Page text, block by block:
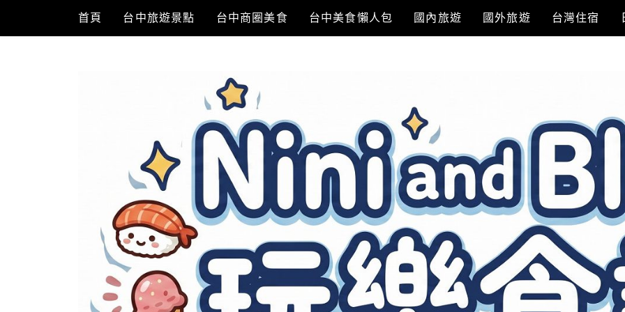
content
首頁 台中旅遊景點 台中商圈美食 台中美食懶人包 國內旅遊 國外旅遊 台灣住宿